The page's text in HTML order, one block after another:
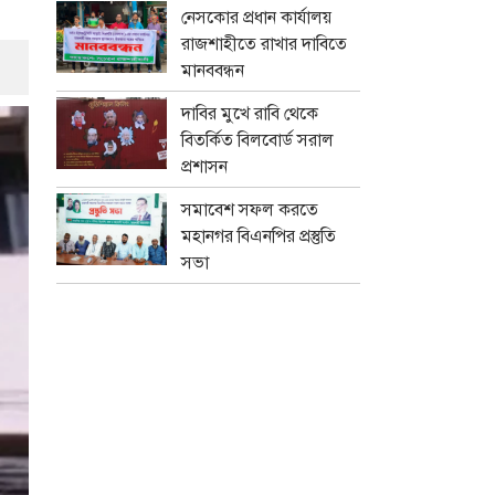
নেসকোর প্রধান কার্যালয়
রাজশাহীতে রাখার দাবিতে
মানববন্ধন
দাবির মুখে রাবি থেকে
বিতর্কিত বিলবোর্ড সরাল
প্রশাসন
সমাবেশ সফল করতে
মহানগর বিএনপির প্রস্তুতি
সভা